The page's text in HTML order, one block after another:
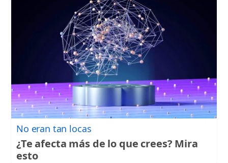
No eran tan locas
¿Te afecta más de lo que crees? Mira
esto